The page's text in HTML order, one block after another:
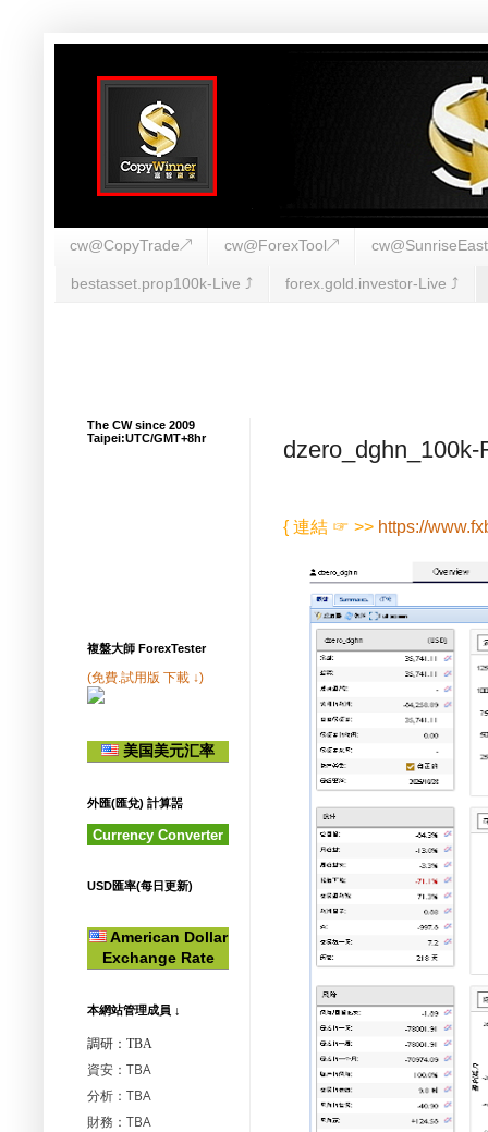
cw@CopyTrade↗ cw@ForexTool↗
bestasset.prop100k-Live ⤴︎ forex.gold.investor-Live ⤴︎
dzero_dghn_100k-
{ 連結 ☞ >> https://
The CW since 2009
Taipei:UTC/GMT+8hr
複盤大師 ForexTester
(免費.試用版 下載 ↓)
美国美元汇率
外匯(匯兌) 計算噐
Currency Converter
USD匯率(每日更新)
American Dollar
Exchange Rate
本網站管理成員 ↓
調研：TBA
資安：TBA
分析：TBA
財務：TBA